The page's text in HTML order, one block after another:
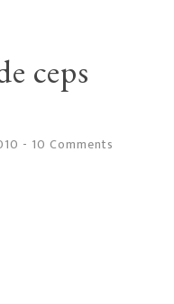
ceps
- 10 Comments